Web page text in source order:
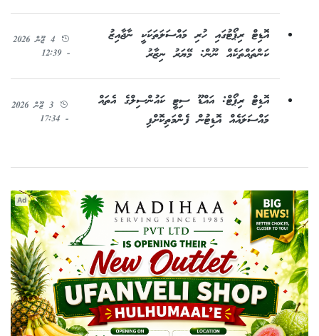
އޮޑިޓް ރިޕޯޓުގައި ހުރި މައްސަލަތަކަކީ ނާޖާއިޒު
ކަންތައްތަކެއް ނޫން: މޭޔަރު ނިޒާރު
4 ޖޫން 2026
- 12:39
އޮޑިޓް ރިޕޯޓް: އައްޑޫ ސިޓީ ކައުންސިލްގެ އެތައް
މައްސަލައެއް އޮޑިޓުން ފެންމަތިކޮށްފި
3 ޖޫން 2026
- 17:34
Ad